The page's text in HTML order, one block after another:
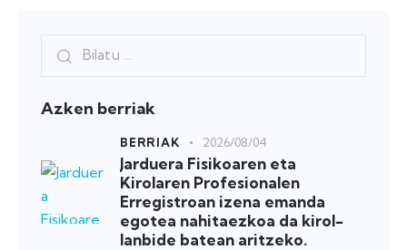
Azken berriak
BERRIAK 2026/08/04
Jarduera Fisikoaren eta
Kirolaren Profesionalen
Erregistroan izena emanda
egotea nahitaezkoa da kirol-
lanbide batean aritzeko.